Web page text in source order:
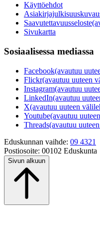
Käyttöehdot
Saavutettavuusseloste
Sivukartta
Sosiaalisessa mediassa
Facebook(avautuu
Flickr(avautuu uuteen
Instagram(avautuu
LinkedIn(avautuu
X(avautuu uuteen
Youtube(avautuu
Threads(avautuu
Eduskunnan vaihde: 09 4321
Postiosoite: 00102 Eduskunta
Sivun alkuun